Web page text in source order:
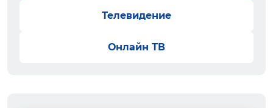
Телевидение
Онлайн ТВ